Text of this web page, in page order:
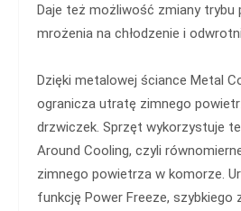
Daje też możliwość zmiany trybu
mrożenia na chłodzenie i
Dzięki metalowej ściance Metal
ogranicza utratę zimnego
drzwiczek. Sprzęt wykorzystuje
Around Cooling, czyli
zimnego powietrza w komorze.
funkcję Power Freeze, szybkiego